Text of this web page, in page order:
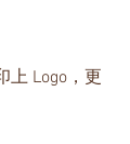
上 Logo，更